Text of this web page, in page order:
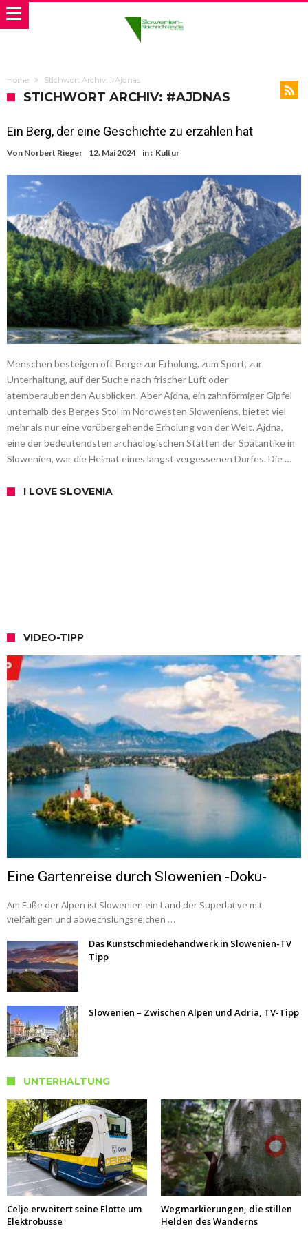
Home Stichwort Archiv: #Ajdnas
STICHWORT ARCHIV: #AJDNAS
Ein Berg, der eine Geschichte zu erzählen hat
Von Norbert Rieger 12. Mai 2024 in : Kultur
Menschen besteigen oft Berge zur Erholung, zum Sport, zur
Unterhaltung, auf der Suche nach frischer Luft oder
atemberaubenden Ausblicken. Aber Ajdna, ein zahnförmiger Gipfel
unterhalb des Berges Stol im Nordwesten Sloweniens, bietet viel
mehr als nur eine vorübergehende Erholung von der Welt. Ajdna,
eine der bedeutendsten archäologischen Stätten der Spätantike in
Slowenien, war die Heimat eines längst vergessenen Dorfes. Die …
I LOVE SLOVENIA
VIDEO-TIPP
Eine Gartenreise durch Slowenien -Doku-
Am Fuße der Alpen ist Slowenien ein Land der Superlative mit
vielfältigen und abwechslungsreichen …
Das Kunstschmiedehandwerk in Slowenien-TV
Tipp
Slowenien – Zwischen Alpen und Adria, TV-Tipp
UNTERHALTUNG
Celje erweitert seine Flotte um
Elektrobusse
Wegmarkierungen, die stillen
Helden des Wanderns